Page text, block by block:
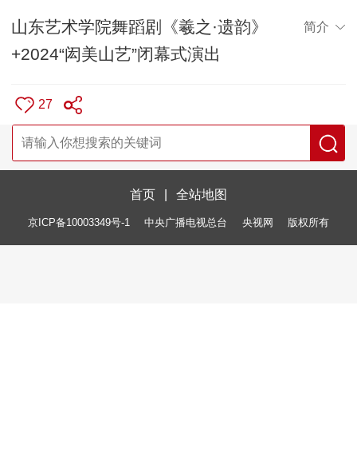
山东艺术学院舞蹈剧《羲之·遗韵》
+2024“闳美山艺”闭幕式演出
简介
27
首页 全站地图
京ICP备10003349号-1 中央广播电视总台 央视网 版权所有